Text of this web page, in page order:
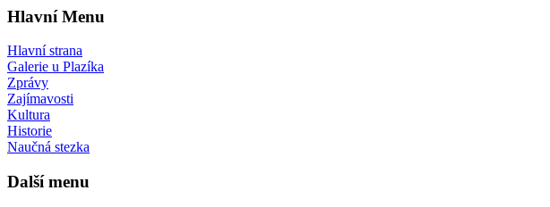
Hlavní Menu
Hlavní strana
Galerie u Plazíka
Zprávy
Zajímavosti
Kultura
Historie
Naučná stezka
Další menu